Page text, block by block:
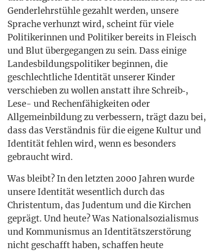
Gen­der­lehr­stüh­le gezahlt wer­den, unse­re
Spra­che ver­hunzt wird, scheint für vie­le
Poli­ti­ke­rin­nen und Poli­ti­ker bereits in Fleisch
und Blut über­ge­gan­gen zu sein. Dass eini­ge
Lan­des­bil­dungs­po­li­ti­ker begin­nen, die
geschlecht­li­che Iden­ti­tät unse­rer Kin­der
ver­schie­ben zu wol­len anstatt ihre Schreib‑,
Lese- und Rechen­fä­hig­kei­ten oder
All­ge­mein­bil­dung zu ver­bes­sern, trägt dazu bei,
dass das Ver­ständ­nis für die eige­ne Kul­tur und
Iden­ti­tät feh­len wird, wenn es beson­ders
gebraucht wird.
Was bleibt? In den letz­ten 2000 Jah­ren wur­de
unse­re Iden­ti­tät wesent­lich durch das
Chris­ten­tum, das Juden­tum und die Kir­chen
geprägt. Und heu­te? Was Natio­nal­so­zia­lis­mus
und Kom­mu­nis­mus an Iden­ti­täts­zer­stö­rung
nicht geschafft haben, schaf­fen heu­te